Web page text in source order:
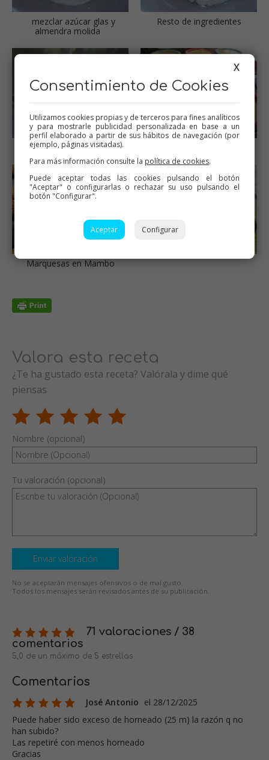
mezclar azúcar glas y
almendra molida
Resto de ingredientes
Mezcla lista
Marquesas en Mambo
Valora esta receta
¿Te ha gustado esta receta? Valórala y dime qué
piensas
Nombre (opcional)
Tu valoración (opcional)
Enviar valoración
No se aceptarán mensajes ofensivos o de mal gusto.
Todos los mensajes serán revisados antes de su publicación.
71 valoraciones / 38
comentarios
5,0 de un máximo de 5 estrellas
Comentarios
José Antonio el 28/12/2025
Puede haber sido exceso de horneado (25 m) la razón q no
han subido?
Las repetiré con menos horneado
Gracias
X
Consentimiento de Cookies
Utilizamos cookies propias y de terceros para fines analíticos
y para mostrarle publicidad personalizada en base a un
perfil elaborado a partir de sus hábitos de navegación (por
ejemplo, páginas visitadas).
Para más información consulte la política de cookies.
Puede aceptar todas las cookies pulsando el botón
"Aceptar" o configurarlas o rechazar su uso pulsando el
botón "Configurar".
Aceptar Configurar